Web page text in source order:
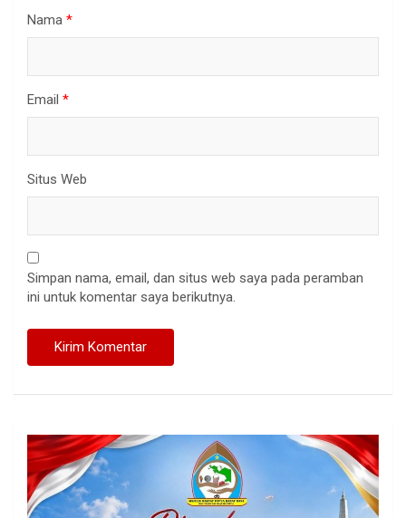
Nama *
Email *
Situs Web
Simpan nama, email, dan situs web saya pada peramban
ini untuk komentar saya berikutnya.